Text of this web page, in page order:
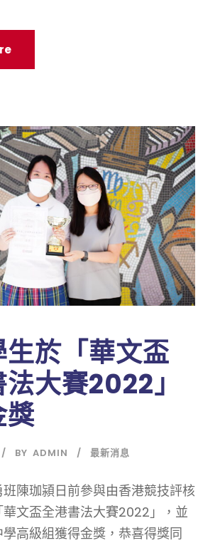
於「華文盃
大賽2022」
獎
BY ADMIN 最新消息
陳珈潁日前參與由香港競技評核
文盃全港書法大賽2022」，並
高級組獲得金獎，恭喜得獎同